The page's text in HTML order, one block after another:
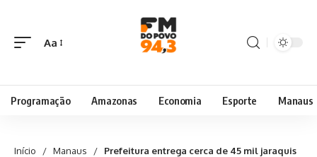
Aa
Programação Amazonas Economia Esporte Manaus
Início / Manaus /
Prefeitura entrega cerca de 45 mil jaraquis